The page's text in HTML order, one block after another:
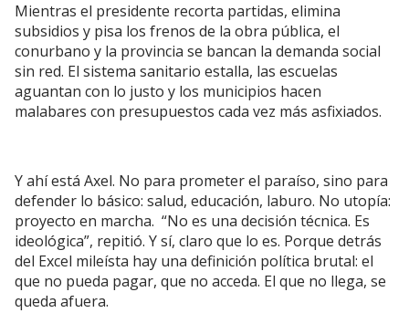
Mientras el presidente recorta partidas, elimina
subsidios y pisa los frenos de la obra pública, el
conurbano y la provincia se bancan la demanda social
sin red. El sistema sanitario estalla, las escuelas
aguantan con lo justo y los municipios hacen
malabares con presupuestos cada vez más asfixiados.
Y ahí está Axel. No para prometer el paraíso, sino para
defender lo básico: salud, educación, laburo. No utopía:
proyecto en marcha. “No es una decisión técnica. Es
ideológica”, repitió. Y sí, claro que lo es. Porque detrás
del Excel mileísta hay una definición política brutal: el
que no pueda pagar, que no acceda. El que no llega, se
queda afuera.